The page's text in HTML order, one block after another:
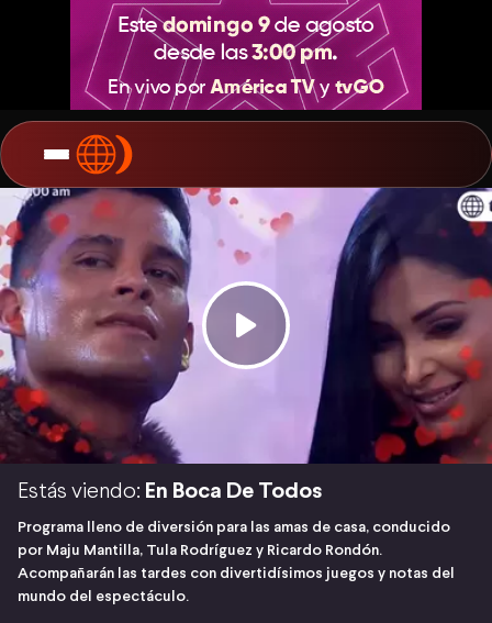
Estás viendo: En Boca De Todos
Programa lleno de diversión para las amas de casa, conducido
por Maju Mantilla, Tula Rodríguez y Ricardo Rondón.
Acompañarán las tardes con divertidísimos juegos y notas del
mundo del espectáculo.